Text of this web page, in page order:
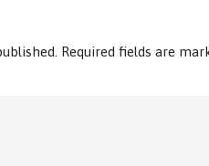
Required fields are